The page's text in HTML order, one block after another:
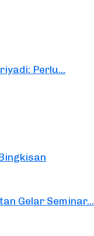
Perlu...
Gelar Seminar...